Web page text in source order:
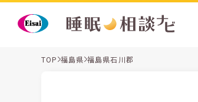
TOP 福島県 福島県石川郡